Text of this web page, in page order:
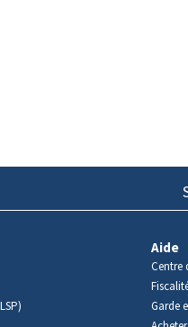
Aide
Centre
Garde